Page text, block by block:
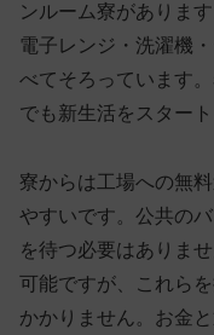
ンルーム寮がありま
電子レンジ・洗濯機
べてそろっています
でも新生活をスター
寮からは工場への無
やすいです。公共の
を待つ必要はありま
可能ですが、これら
かかりません。お金